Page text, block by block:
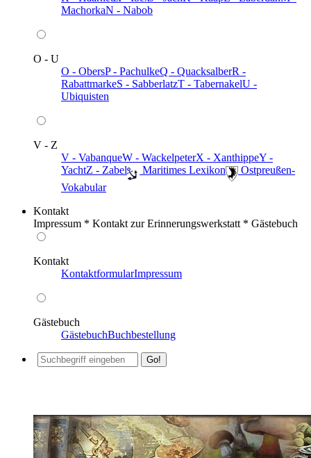
MachorkaN - Nabob
O - U
O - ObersP - PachulkeQ - QuacksalberR -
RabattmarkeS - SabberlatzT - TabernakelU -
Ubiquisten
V - Z
V - VabanqueW - WackelpeterX - XanthippeY -
YachtZ - Zabel ️ Maritimes Lexikon
️ Ostpreußen-
Vokabular
Kontakt
Impressum * Kontakt zur Erinnerungswerkstatt * Gästebuch
Kontakt
KontaktformularImpressum
Gästebuch
GästebuchBuchbestellung